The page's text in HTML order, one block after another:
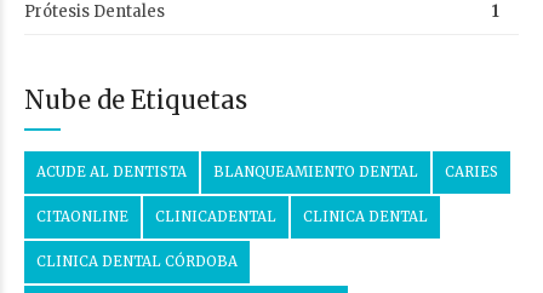
Prótesis Dentales 1
Nube de Etiquetas
ACUDE AL DENTISTA BLANQUEAMIENTO DENTAL CARIES
CITAONLINE CLINICADENTAL CLINICA DENTAL
CLINICA DENTAL CÓRDOBA